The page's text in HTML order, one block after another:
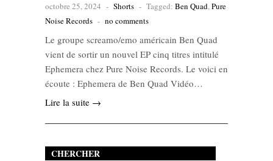
octobre 25, 2024 - Shorts - Tagged: Ben Quad,Pure
Noise Records - no comments
Le groupe screamo/emo américain Ben Quad
vient de sortir un nouvel EP cinq titres intitulé
Ephemera chez Pure Noise Records. Le voici en
écoute : Ephemera de Ben Quad Vidéo…
Lire la suite →
CHERCHER